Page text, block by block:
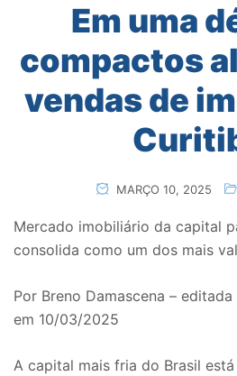
Em uma
compactos
vendas de
MARÇO 10, 2025
Mercado imobiliário da capital
consolida como um dos mais
Por Breno Damascena –
em 10/03/2025
A capital mais fria do Brasil